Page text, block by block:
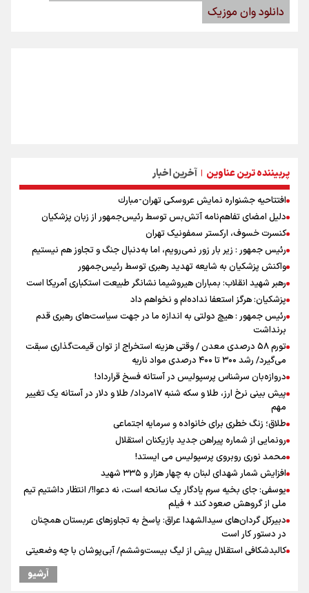
پربیننده ترین عناوین | آخرین اخبار
افتتاحیه جشنواره نمايش عروسكى تهران-مبارك
دلیل امضای تفاهم‌نامه آتش‌بس توسط رئیس‌جمهور از زبان پزشکیان
کنسرت خسوف، ارکستر سمفونیک تهران
رئیس جمهور : زیر بار زور نمی‌رویم، اما به‌دنبال جنگ و تجاوز هم نیستیم
واکنش پزشکیان به شایعه تهدید رهبری توسط رئیس‌جمهور
رهبر شهید انقلاب: بمباران هیروشیما نشانگر طبیعت استکباری آمریکا است
پزشکیان: هرگز استعفا نداده‌ام و نخواهم داد
رئیس جمهور : هیچ دولتی به اندازه ما در جهت سیاست‌های رهبری قدم
برنداشت
تورم ۵۸ درصدی معدن / وقتی هزینه استخراج از توان قیمت‌گذاری سبقت
می‌گیرد/ رشد ۳۰۰ تا ۴۰۰ درصدی مواد ناریه
دروازه‌بان سرشناس پرسپولیس در آستانه فسخ قرارداد!
پیش بینی نرخ ارز، طلا و سکه شنبه ۱۷مرداد/ طلا و دلار در آستانه یک تغییر
مهم
طلاق؛ زنگ خطری برای خانواده و سرمایه اجتماعی
رونمایی از شماره پیراهن جدید بازیکنان استقلال
محمد نوری روبروی پرسپولیس می ایستد!
افزایش شمار شهدای لبنان به چهار هزار و ۳۳۵ شهید
یوسفی: جای بخیه سرم یادگار یک سانحه است، نه دعوا!/ انتظار داشتیم تیم
ملی از گروهش صعود کند + فیلم
دبیرکل گردان‌های سیدالشهدا عراق: پاسخ به تجاوزهای عربستان همچنان
در دستور کار است
کالبدشکافی استقلال پیش از لیگ بیست‌و‌ششم/ آبی‌پوشان با چه وضعیتی
آرشیو
دانلود وان موزیک